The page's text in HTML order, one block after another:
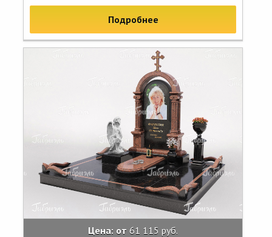
Подробнее
Цена: от 61 115 руб.